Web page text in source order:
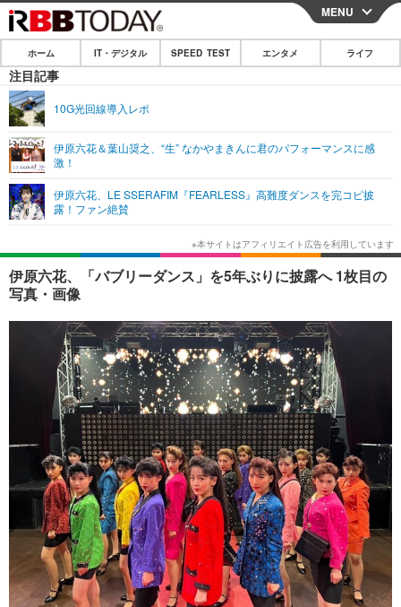
CLOSE
ホーム
IT・デジタル
ショッピング その他
SPEED TEST
エンタメ
エンタメTOP
韓国・芸能
音楽 スポーツ
ショッピング その他
ライフ
ライフTOP グルメ
ペット ショッピング
その他
リリース一覧
プッシュ通知の停止方法
MENU
ホーム IT・デジタル SPEED TEST エンタメ ライフ
注目記事
10G光回線導入レポ
伊原六花＆葉山奨之、“生” なかやまきんに君のパフォーマンスに感
激！
伊原六花、LE SSERAFIM『FEARLESS』高難度ダンスを完コピ披
露！ファン絶賛
伊原六花、「バブリーダンス」を5年ぶりに披露へ 1枚目の
写真・画像